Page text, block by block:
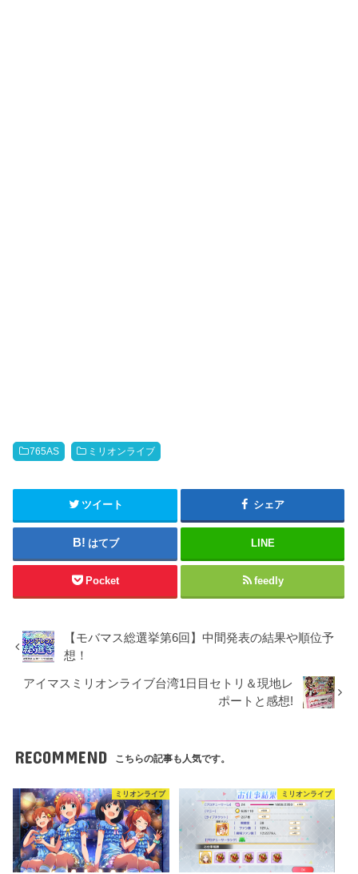
765AS ミリオンライブ
ツイート シェア
はてブ LINE
Pocket feedly
【モバマス総選挙第6回】中間発表の結果や順位予
想！
アイマスミリオンライブ台湾1日目セトリ＆現地レ
ポートと感想!
RECOMMEND こちらの記事も人気です。
ミリオンライブ ミリオンライブ